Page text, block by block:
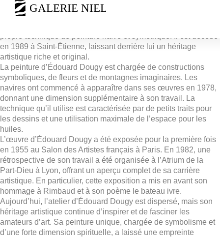
Édouard Dougy était un peintre français né le 29 janvier 1912 à
Saint-Gengoux-le-National, Saône-et-Loire. Il a commencé à
en 1989 à Saint-Étienne, laissant derrière lui un héritage
artistique riche et original.
La peinture d’Édouard Dougy est chargée de constructions
symboliques, de fleurs et de montagnes imaginaires. Les
navires ont commencé à apparaître dans ses œuvres en 1978,
donnant une dimension supplémentaire à son travail. La
technique qu’il utilise est caractérisée par de petits traits pour
les dessins et une utilisation maximale de l’espace pour les
huiles.
L’œuvre d’Édouard Dougy a été exposée pour la première fois
en 1955 au Salon des Artistes français à Paris. En 1982, une
rétrospective de son travail a été organisée à l’Atrium de la
Part-Dieu à Lyon, offrant un aperçu complet de sa carrière
artistique. En particulier, cette exposition a mis en avant son
hommage à Rimbaud et à son poème le bateau ivre.
Aujourd’hui, l’atelier d’Édouard Dougy est dispersé, mais son
héritage artistique continue d’inspirer et de fasciner les
amateurs d’art. Sa peinture unique, chargée de symbolisme et
d’une forte dimension spirituelle, a laissé une empreinte